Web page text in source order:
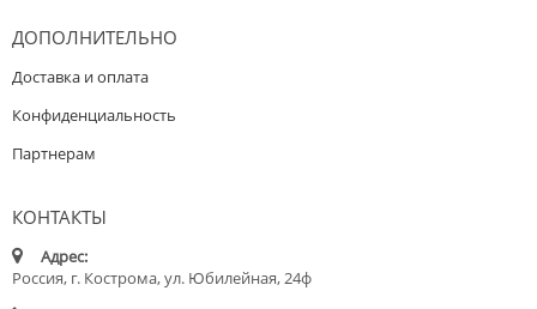
ДОПОЛНИТЕЛЬНО
Доставка и оплата
Конфиденциальность
Партнерам
КОНТАКТЫ
Адрес:
Россия, г. Кострома, ул. Юбилейная, 24ф